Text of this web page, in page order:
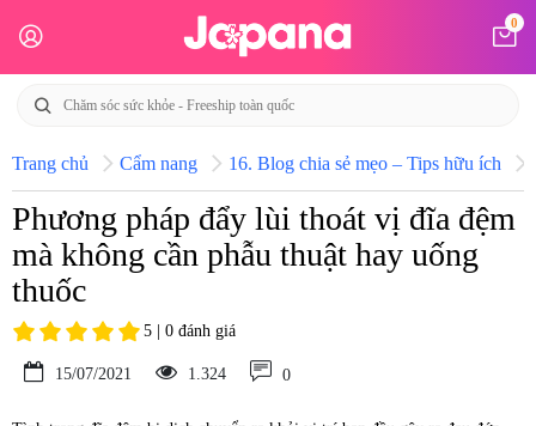
0
Trang chủ Cẩm nang 16. Blog chia sẻ mẹo – Tips hữu ích
Phương pháp đẩy lùi thoát vị đĩa đệm
mà không cần phẫu thuật hay uống
thuốc
5 | 0 đánh giá
15/07/2021 1.324 0